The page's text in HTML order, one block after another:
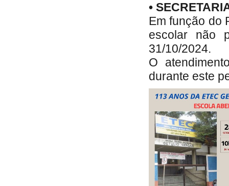
•
Em função do
escolar não
31/10/2024.
O
durante este